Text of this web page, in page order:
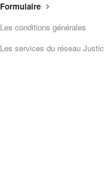
Formulaire
Les conditions générales
Les services du réseau